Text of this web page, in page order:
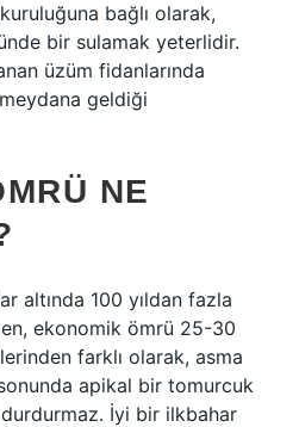
bağlı olarak,
bir sulamak yeterlidir.
üzüm fidanlarında
meydana geldiği
NE
altında 100 yıldan fazla
ekonomik ömrü 25-30
farklı olarak, asma
apikal bir tomurcuk
İyi bir ilkbahar